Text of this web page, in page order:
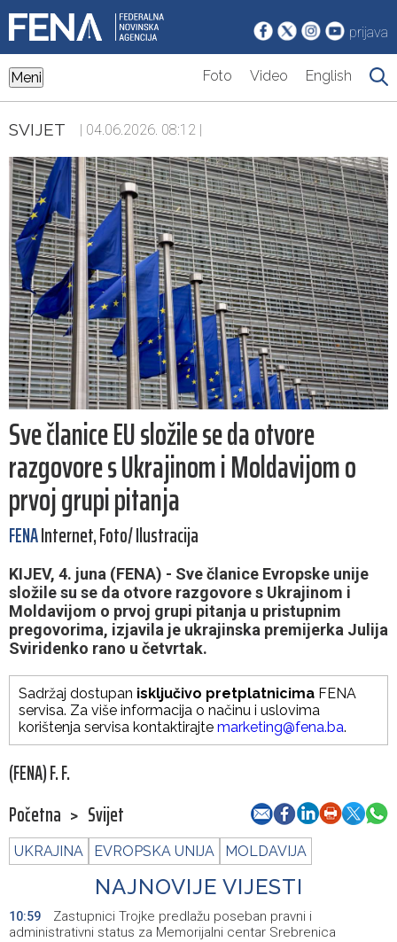
prijava
Meni Foto Video English
SVIJET | 04.06.2026. 08:12 |
Sve članice EU složile se da otvore
razgovore s Ukrajinom i Moldavijom o
prvoj grupi pitanja
FENAInternet, Foto/ Ilustracija
KIJEV, 4. juna (FENA) - Sve članice Evropske unije
složile su se da otvore razgovore s Ukrajinom i
Moldavijom o prvoj grupi pitanja u pristupnim
pregovorima, izjavila je ukrajinska premijerka Julija
Sviridenko rano u četvrtak.
Sadržaj dostupan isključivo pretplatnicima FENA
servisa. Za više informacija o načinu i uslovima
korištenja servisa kontaktirajte marketing@fena.ba.
(FENA) F. F.
Početna > Svijet
UKRAJINA EVROPSKA UNIJA MOLDAVIJA
NAJNOVIJE VIJESTI
10:59
Zastupnici Trojke predlažu poseban pravni i
administrativni status za Memorijalni centar Srebrenica